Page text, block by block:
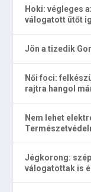
Hoki: végleges
válogatott ütőt
Jön a tizedik
Női foci:
rajtra hangol
Nem lehet
Jégkorong:
válogatottak is